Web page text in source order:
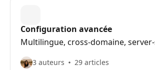
Configuration avancée
Multilingue, cross-domaine,
3 auteurs 29 articles